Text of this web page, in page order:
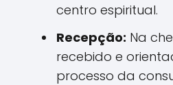
centro espiritual.
Recepção: Na
recebido e
processo da